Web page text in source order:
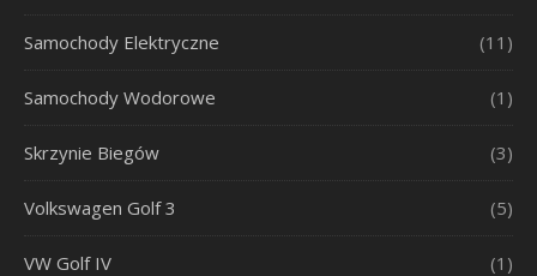
Samochody Elektryczne (11)
Samochody Wodorowe (1)
Skrzynie Biegów (3)
Volkswagen Golf 3 (5)
VW Golf IV (1)